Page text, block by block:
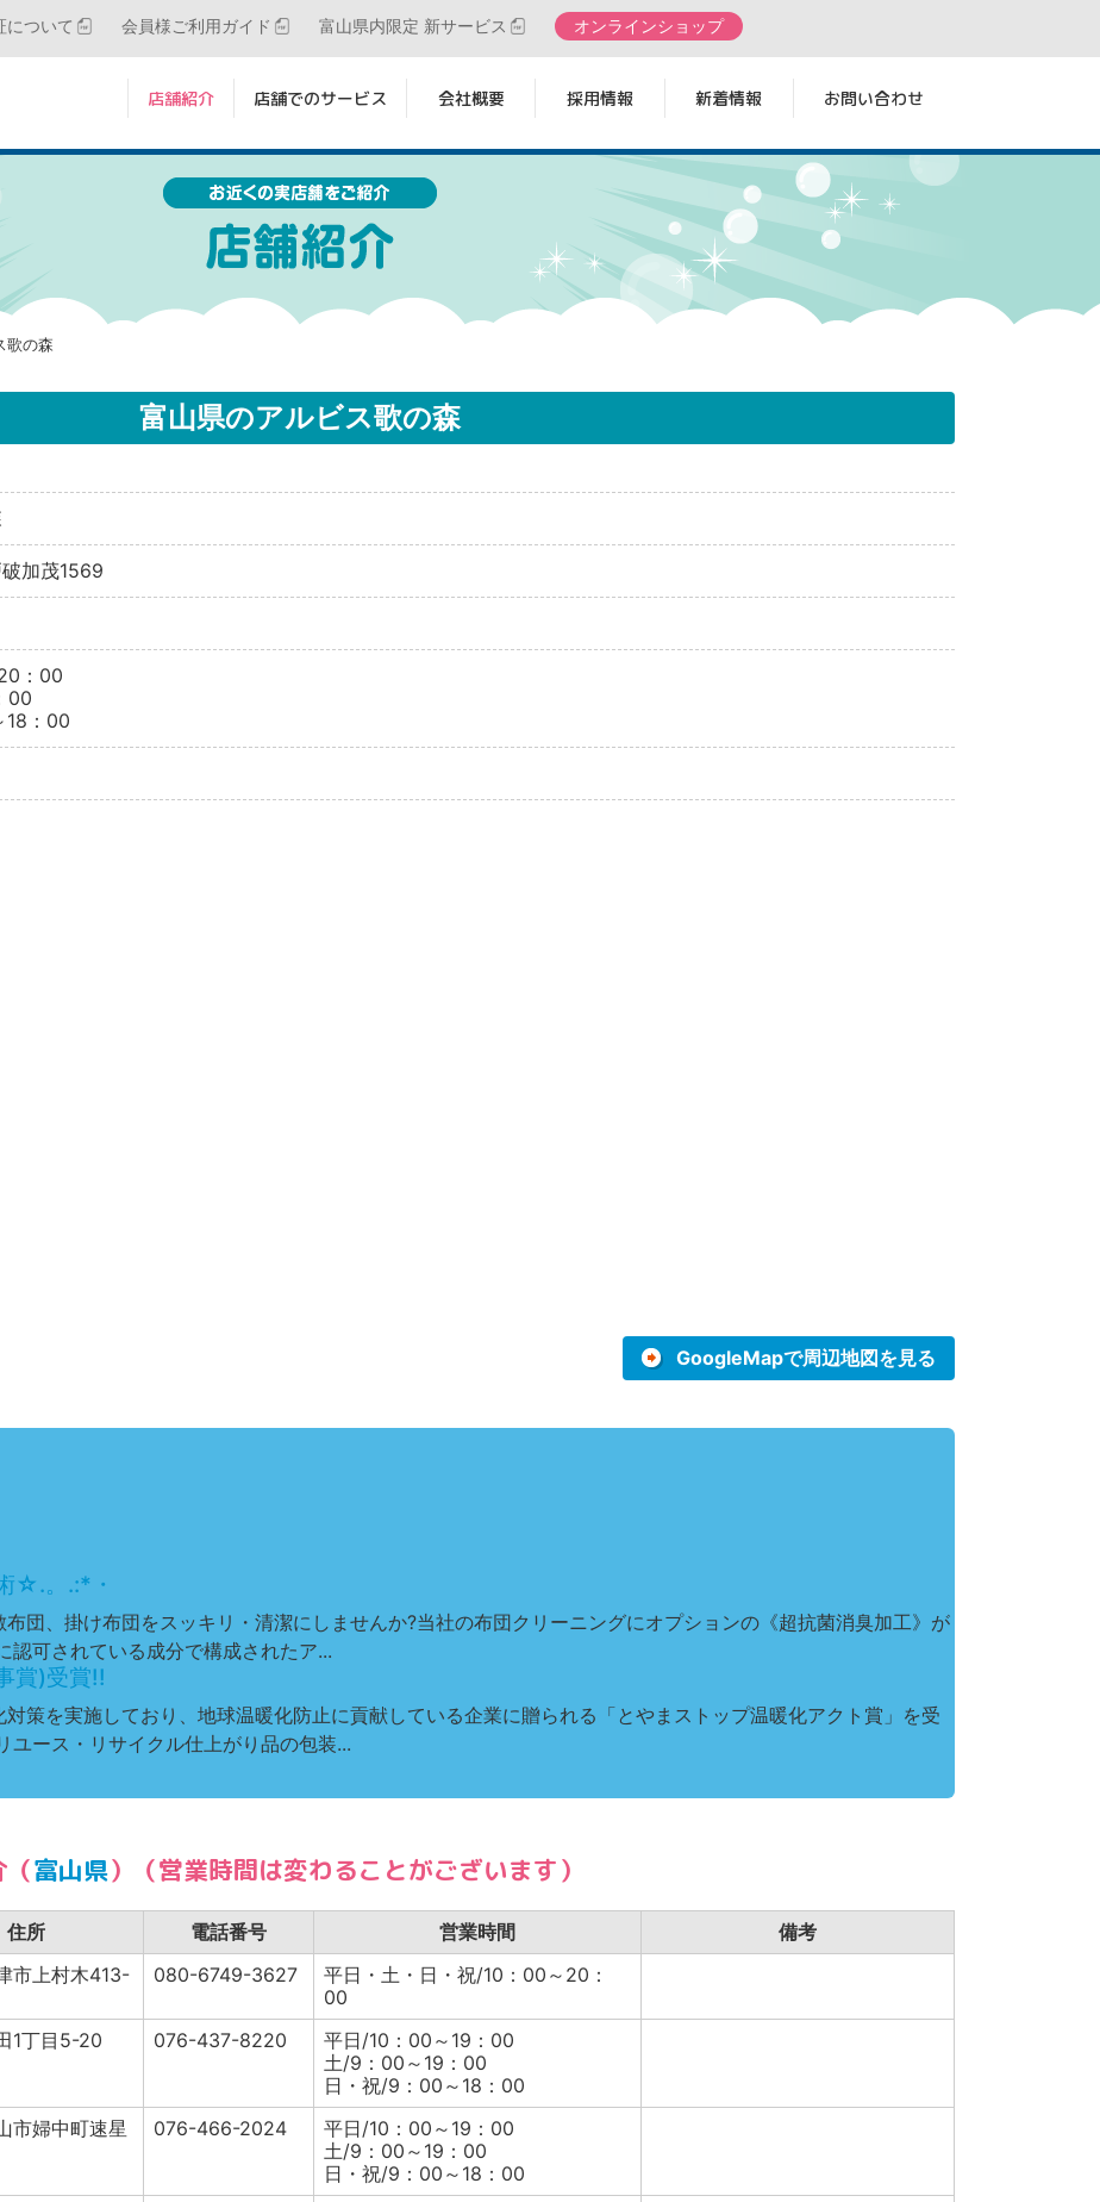
について 会員様ご利用ガイド 富山県内限定 新サービス オンラインショップ
店舗紹介 店舗でのサービス 会社概要 採用情報 新着情報 お問い合わせ
歌の森
富山県のアルビス歌の森
加茂1569
：00
00
18：00
GoogleMapで周辺地図を見る
☆.。.:*・
団、掛け布団をスッキリ・清潔にしませんか?当社の布団クリーニングにオプションの《超抗菌消臭加工》が
認可されている成分で構成されたア...
賞)受賞!!
策を実施しており、地球温暖化防止に貢献している企業に贈られる「とやまストップ温暖化アクト賞」を受
ース・リサイクル仕上がり品の包装...
富山県）（営業時間は変わることがございます）
住所 電話番号 営業時間
備考
市上村木413-
080-6749-3627
平日・土・日・祝/10：00～20：
00
1丁目5-20 076-437-8220
平日/10：00～19：00
土/9：00～19：00
日・祝/9：00～18：00
市婦中町速星
076-466-2024
平日/10：00～19：00
土/9：00～19：00
日・祝/9：00～18：00